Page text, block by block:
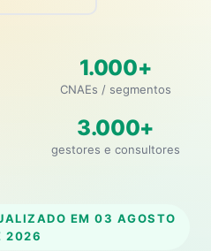
1.000+
CNAEs / segmentos
3.000+
gestores e consultores
EM 03 AGOSTO
2026